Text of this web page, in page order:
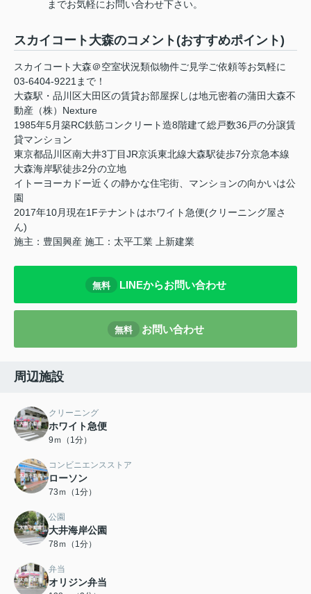
までお気軽にお問い合わせ下さい。
スカイコート大森のコメント(おすすめポイント)
スカイコート大森＠空室状況類似物件ご見学ご依頼等お気軽に
03-6404-9221まで！
大森駅・品川区大田区の賃貸お部屋探しは地元密着の蒲田大森不
動産（株）Nexture
1985年5月築RC鉄筋コンクリート造8階建て総戸数36戸の分譲賃
貸マンション
東京都品川区南大井3丁目JR京浜東北線大森駅徒歩7分京急本線
大森海岸駅徒歩2分の立地
イトーヨーカドー近くの静かな住宅街、マンションの向かいは公
園
2017年10月現在1Fテナントはホワイト急便(クリーニング屋さ
ん)
施主：豊国興産 施工：太平工業 上新建業
無料 LINEからお問い合わせ
無料 お問い合わせ
周辺施設
クリーニング
ホワイト急便
9ｍ（1分）
コンビニエンスストア
ローソン
73ｍ（1分）
公園
大井海岸公園
78ｍ（1分）
弁当
オリジン弁当